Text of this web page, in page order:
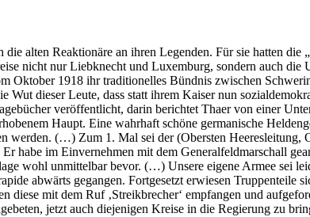
alten Reaktionäre an ihren Legenden. Für sie hatten die
nicht nur Liebknecht und Luxemburg, sondern auch
Oktober 1918 ihr traditionelles Bündnis zwischen
dieser Leute, dass statt ihrem Kaiser nun
veröffentlicht, darin berichtet Thaer von einer
Haupt. Eine wahrhaft schöne germanische
werden. (…) Zum 1. Mal sei der (Obersten
habe im Einvernehmen mit dem Generalfeldmarschall
wohl unmittelbar bevor. (…) Unsere eigene Armee sei
abwärts gegangen. Fortgesetzt erwiesen Truppenteile
mit dem Ruf ‚Streikbrecher‘ empfangen und
jetzt auch diejenigen Kreise in die Regierung zu